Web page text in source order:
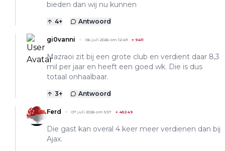
bieden dan wij nu kunnen
4+ Antwoord
gi0vanni 06 juli 2026 om 12:49 + 9411
Mazraoi zit bij een grote club en verdient daar 8,3
mil per jaar en heeft een goed wk. Die is dus
totaal onhaalbaar.
3+ Antwoord
Ferd 07 juli 2026 om 5:57 + 45249
Die gast kan overal 4 keer meer verdienen dan bij
Ajax.